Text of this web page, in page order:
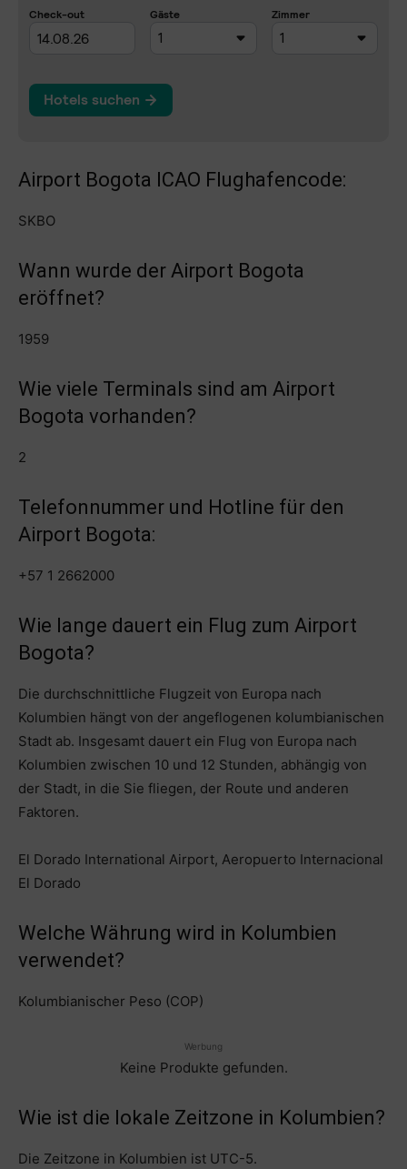
Airport Bogota ICAO Flughafencode:
SKBO
Wann wurde der Airport Bogota
eröffnet?
1959
Wie viele Terminals sind am Airport
Bogota vorhanden?
2
Telefonnummer und Hotline für den
Airport Bogota:
+57 1 2662000
Wie lange dauert ein Flug zum Airport
Bogota?
Die durchschnittliche Flugzeit von Europa nach
Kolumbien hängt von der angeflogenen kolumbianischen
Stadt ab. Insgesamt dauert ein Flug von Europa nach
Kolumbien zwischen 10 und 12 Stunden, abhängig von
der Stadt, in die Sie fliegen, der Route und anderen
Faktoren.
El Dorado International Airport, Aeropuerto Internacional
El Dorado
Welche Währung wird in Kolumbien
verwendet?
Kolumbianischer Peso (COP)
Werbung
Keine Produkte gefunden.
Wie ist die lokale Zeitzone in Kolumbien?
Die Zeitzone in Kolumbien ist UTC-5.